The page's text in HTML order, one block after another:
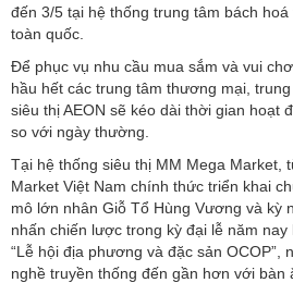
đến 3/5 tại hệ thống trung tâm bách
toàn quốc.
Để phục vụ nhu cầu mua sắm và vui
hầu hết các trung tâm thương mại,
siêu thị AEON sẽ kéo dài thời gian hoạt
so với ngày thường.
Tại hệ thống siêu thị MM Mega Market,
Market Việt Nam chính thức triển khai
mô lớn nhân Giỗ Tổ Hùng Vương và kỳ
nhấn chiến lược trong kỳ đại lễ năm
“Lễ hội địa phương và đặc sản OCOP”,
nghề truyền thống đến gần hơn với bàn